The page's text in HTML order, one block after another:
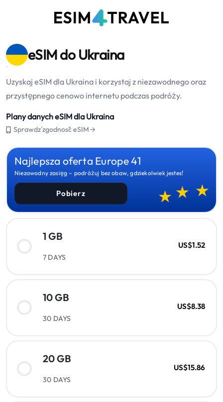
eSIM do Ukraina
Uzyskaj eSIM dla Ukraina i korzystaj z niezawodnego oraz
przystępnego cenowo internetu podczas podróży.
Plany danych eSIM dla Ukraina
Sprawdź zgodność eSIM→
Najlepsza oferta Europe 41
Niezawodny zasięg – podróżuj bez obaw, gdziekolwiek jesteś!
Pobierz
1 GB
7 DAYS
US$1.52
10 GB
30 DAYS
US$8.38
20 GB
30 DAYS
US$15.86